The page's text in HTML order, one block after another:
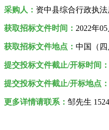
采购人 ： 资中县综合行政执法
获取招标文件时间： 2022年05
获取招标文件地点 ： 中国（
提交投标文件截止/开标时间：
提交投标文件截止/开标地点：
更多详情请联系： 邹先生